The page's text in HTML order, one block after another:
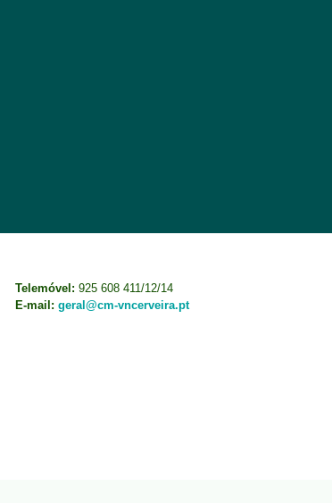
Telemóvel: 925 608 411/12/14
E-mail: geral@cm-vncerveira.pt